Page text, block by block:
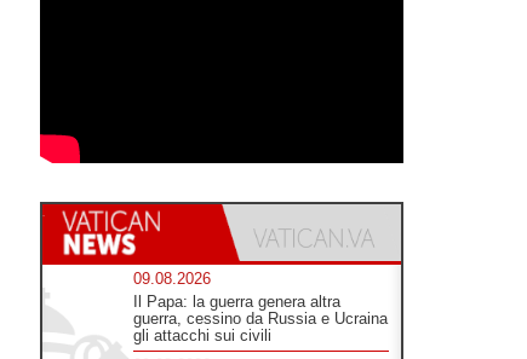
09.08.2026
Il Papa: la guerra genera altra
guerra, cessino da Russia e Ucraina
gli attacchi sui civili